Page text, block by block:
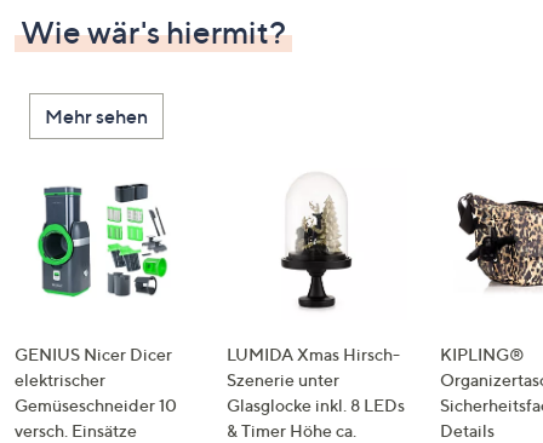
Wie wär's hiermit?
Mehr sehen
GENIUS Nicer Dicer
elektrischer
Gemüseschneider 10
versch. Einsätze
LUMIDA Xmas Hirsch-
Szenerie unter
Glasglocke inkl. 8 LEDs
& Timer Höhe ca.
KIPLING®
Details